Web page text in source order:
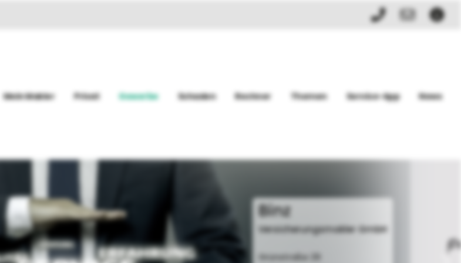
Mein Makler Privat Gewerbe Schaden Rechner Themen Service-App News
Binz
Versicherungsmakler GmbH
Grünstraße 29